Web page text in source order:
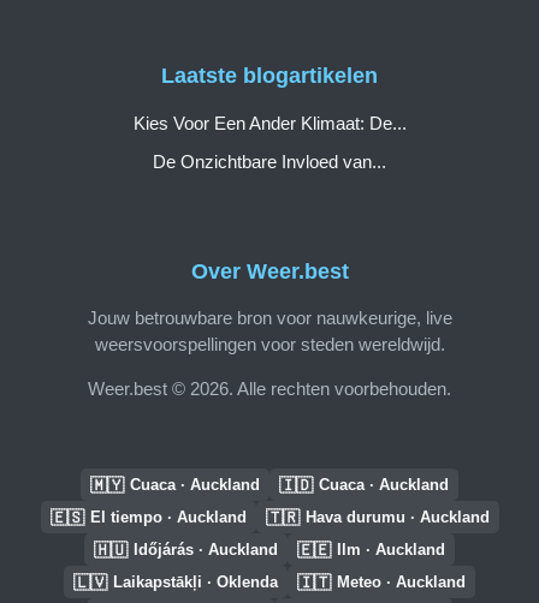
Over Weer.best
Jouw betrouwbare bron voor nauwkeurige, live
weersvoorspellingen voor steden wereldwijd.
Weer.best © 2026. Alle rechten voorbehouden.
Laatste blogartikelen
Kies Voor Een Ander Klimaat: De...
De Onzichtbare Invloed van...
🇲🇾 Cuaca · Auckland 🇮🇩 Cuaca · Auckland
🇪🇸 El tiempo · Auckland 🇹🇷 Hava durumu · Auckland
🇭🇺 Időjárás · Auckland 🇪🇪 Ilm · Auckland
🇱🇻 Laikapstākļi · Oklenda 🇮🇹 Meteo · Auckland